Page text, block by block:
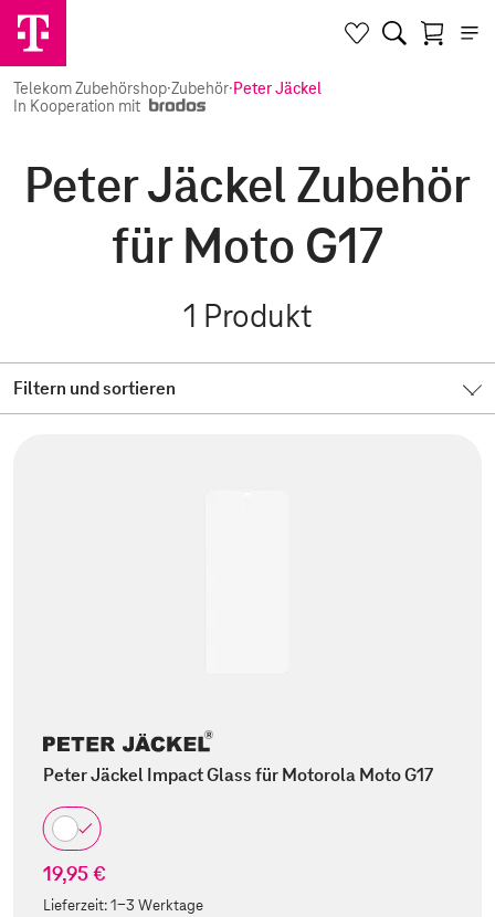
Telekom Zubehörshop·Zubehör·Peter Jäckel
In Kooperation mit
Peter Jäckel Zubehör
für Moto G17
1 Produkt
Filtern und sortieren
Peter Jäckel Impact Glass für Motorola Moto G17
19,95 €
Lieferzeit:1-3 Werktage